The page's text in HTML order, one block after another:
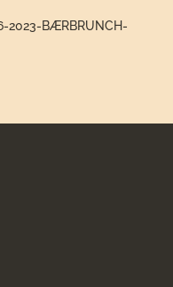
2023-BÆRBRUNCH-